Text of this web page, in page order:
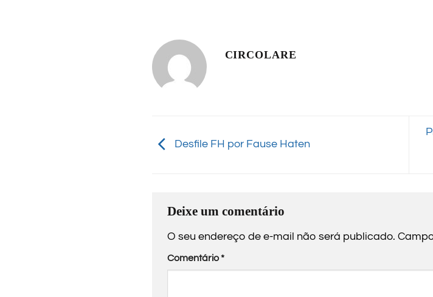
CIRCOLARE
Desfile FH por Fause Haten
Deixe um comentário
O seu endereço de e-mail não será publicado.
Comentário*